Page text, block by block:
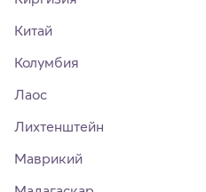
Китай
Колумбия
Лаос
Лихтенштейн
Маврикий